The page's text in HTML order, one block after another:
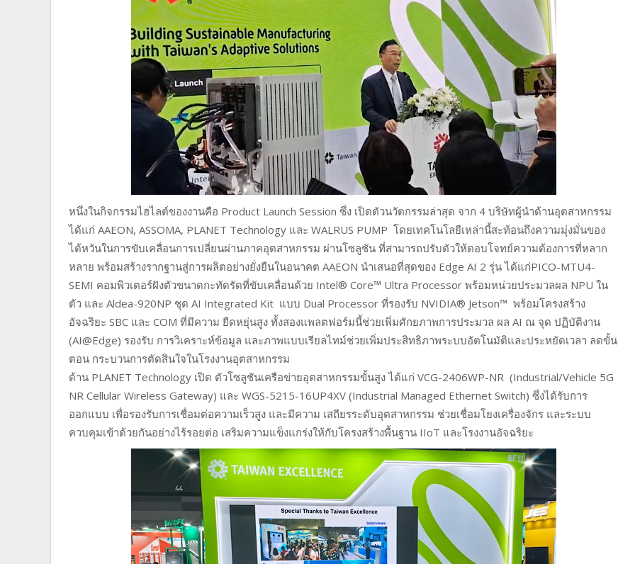
หนึ่งในกิจกรรมไฮไลต์ของงานคือ Product Launch Session ซึ่ง เปิดตัวนวัตกรรมล่าสุด จาก 4 บริษัทผู้นำด้านอุตสาหกรรม
ได้แก่ AAEON, ASSOMA, PLANET Technology และ WALRUS PUMP โดยเทคโนโลยีเหล่านี้สะท้อนถึงความมุ่งมั่นของ
ไต้หวันในการขับเคลื่อนการเปลี่ยนผ่านภาคอุตสาหกรรม ผ่านโซลูชัน ที่สามารถปรับตัวให้ตอบโจทย์ความต้องการที่หลาก
หลาย พร้อมสร้างรากฐานสู่การผลิตอย่างยั่งยืนในอนาคต AAEON นำเสนอที่สุดของ Edge AI 2 รุ่น ได้แก่PICO-MTU4-
SEMI คอมพิวเตอร์ฝังตัวขนาดกะทัดรัดที่ขับเคลื่อนด้วย Intel® Core™ Ultra Processor พร้อมหน่วยประมวลผล NPU ใน
ตัว และ Aldea-920NP ชุด AI Integrated Kit แบบ Dual Processor ที่รองรับ NVIDIA® Jetson™ พร้อมโครงสร้าง
อัจฉริยะ SBC และ COM ที่มีความ ยืดหยุ่นสูง ทั้งสองแพลตฟอร์มนี้ช่วยเพิ่มศักยภาพการประมวล ผล AI ณ จุด ปฏิบัติงาน
(AI@Edge) รองรับ การวิเคราะห์ข้อมูล และภาพแบบเรียลไทม์ช่วยเพิ่มประสิทธิภาพระบบอัตโนมัติและประหยัดเวลา ลดขั้น
ตอน กระบวนการตัดสินใจในโรงงานอุตสาหกรรม
ด้าน PLANET Technology เปิด ตัวโซลูชันเครือข่ายอุตสาหกรรมขั้นสูง ได้แก่ VCG-2406WP-NR (Industrial/Vehicle 5G
NR Cellular Wireless Gateway) และ WGS-5215-16UP4XV (Industrial Managed Ethernet Switch) ซึ่งได้รับการ
ออกแบบ เพื่อรองรับการเชื่อมต่อความเร็วสูง และมีความ เสถียรระดับอุตสาหกรรม ช่วยเชื่อมโยงเครื่องจักร และระบบ
ควบคุมเข้าด้วยกันอย่างไร้รอยต่อ เสริมความแข็งแกร่งให้กับโครงสร้างพื้นฐาน IIoT และโรงงานอัจฉริยะ